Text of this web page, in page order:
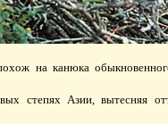
на канюка
степях Азии, вытесняя